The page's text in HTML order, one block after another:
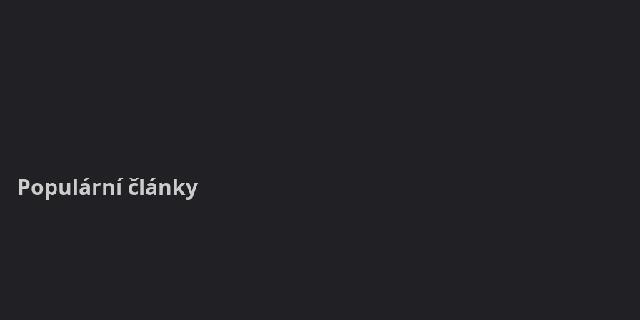
Populární články